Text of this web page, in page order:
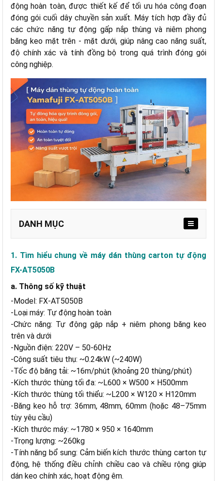
động hoàn toàn, được thiết kế để tối ưu hóa công đoạn
đóng gói cuối dây chuyền sản xuất. Máy tích hợp đầy đủ
các chức năng tự động gấp nắp thùng và niêm phong
băng keo mặt trên - mặt dưới, giúp nâng cao năng suất,
độ chính xác và tính đồng bộ trong quá trình đóng gói
công nghiệp.
DANH MỤC
a. Thông số kỹ thuật
b. Điểm đặc biệt cấu tạo máy dán thùng tự động FX-
AT5050B
a. Tự động hóa toàn bộ quy trình dán thùng
b. Năng suất cao, vận hành ổn định
d. Hệ thống cảm biến & điều chỉnh thông minh
e. Kết cấu chắc chắn, phù hợp dây chuyền công
nghiệp
1. Tìm hiểu chung về máy dán thùng carton tự động
FX-AT5050B
a. Thông số kỹ thuật
-Model: FX-AT5050B
-Loại máy: Tự động hoàn toàn
-Chức năng: Tự động gập nắp + niêm phong băng keo
trên và dưới
-Nguồn điện: 220V – 50-60Hz
-Công suất tiêu thụ: ~0.24kW (~240W)
-Tốc độ băng tải: ~16m/phút (khoảng 20 thùng/phút)
-Kích thước thùng tối đa: ~L600 × W500 × H500mm
-Kích thước thùng tối thiểu: ~L200 × W120 × H120mm
-Băng keo hỗ trợ: 36mm, 48mm, 60mm (hoặc 48–75mm
tùy yêu cầu)
-Kích thước máy: ~1780 × 950 × 1640mm
-Trọng lượng: ~260kg
-Tính năng bổ sung: Cảm biến kích thước thùng carton tự
động, hệ thống điều chỉnh chiều cao và chiều rộng giúp
dán keo chính xác, hoạt động êm.